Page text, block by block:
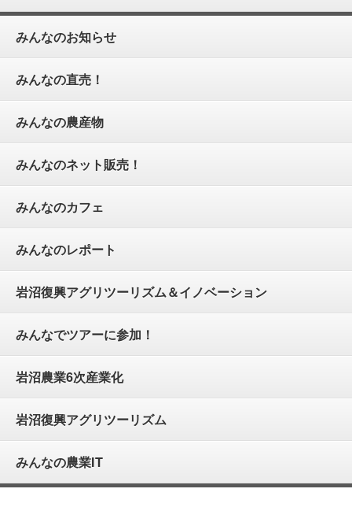
みんなのお知らせ
みんなの直売！
みんなの農産物
みんなのネット販売！
みんなのカフェ
みんなのレポート
岩沼復興アグリツーリズム＆イノベーション
みんなでツアーに参加！
岩沼農業6次産業化
岩沼復興アグリツーリズム
みんなの農業IT